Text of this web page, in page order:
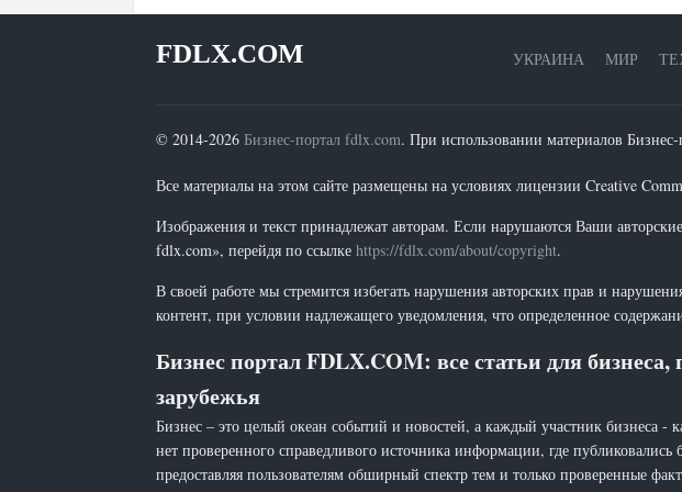
УКРАИНА МИР
FDLX.COM
© 2014-2026 Бизнес-портал fdlx.com. При использовании материалов
Все материалы на этом сайте размещены на условиях лицензии Creative
Изображения и текст принадлежат авторам. Если нарушаются Ваши
fdlx.com», перейдя по ссылке https://fdlx.com/about/copyright.
В своей работе мы стремится избегать нарушения авторских прав и
контент, при условии надлежащего уведомления, что определенное
Бизнес портал FDLX.COM: все статьи для
зарубежья
Бизнес – это целый океан событий и новостей, а каждый участник бизнеса -
нет проверенного справедливого источника информации, где публиковались
предоставляя пользователям обширный спектр тем и только проверенные